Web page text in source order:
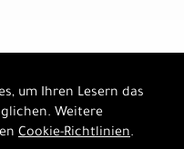
um Ihren Lesern das
Weitere
Cookie-Richtlinien.
Auftrag widerrufen